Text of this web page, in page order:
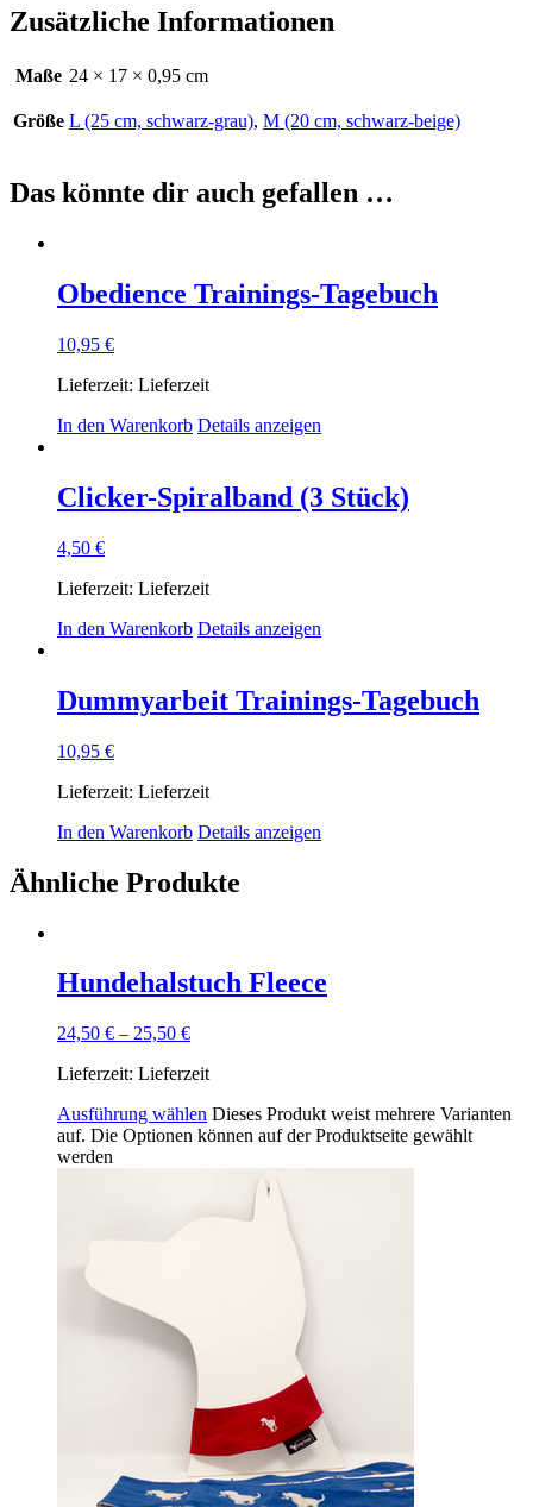
Zusätzliche Informationen
Maße 24 × 17 × 0,95 cm
Größe L (25 cm, schwarz-grau), M (20 cm, schwarz-beige)
Das könnte dir auch gefallen …
Obedience Trainings-Tagebuch
10,95 €
Lieferzeit: Lieferzeit
In den Warenkorb Details anzeigen
Clicker-Spiralband (3 Stück)
4,50 €
Lieferzeit: Lieferzeit
In den Warenkorb Details anzeigen
Dummyarbeit Trainings-Tagebuch
10,95 €
Lieferzeit: Lieferzeit
In den Warenkorb Details anzeigen
Ähnliche Produkte
Hundehalstuch Fleece
24,50 € – 25,50 €
Lieferzeit: Lieferzeit
Ausführung wählen Dieses Produkt weist mehrere Varianten
auf. Die Optionen können auf der Produktseite gewählt
werden